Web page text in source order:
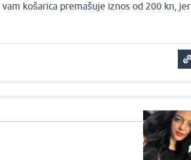
košarica premašuje iznos od 200 kn, jer